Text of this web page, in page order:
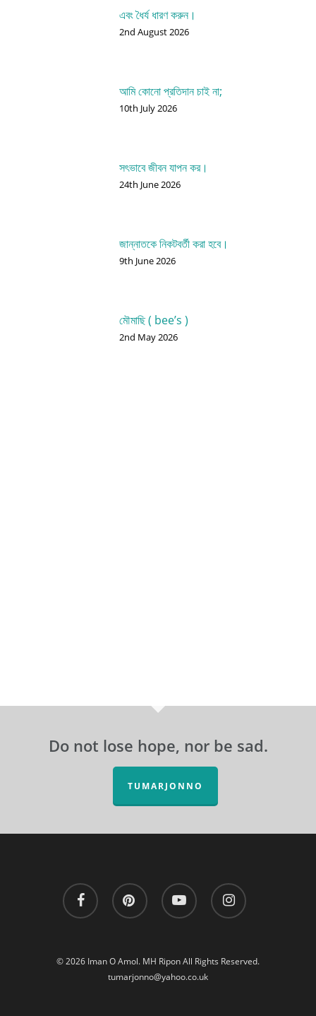
এবং ধৈর্য ধারণ করুন।
2nd August 2026
আমি কোনো প্রতিদান চাই না;
10th July 2026
সৎভাবে জীবন যাপন কর।
24th June 2026
জান্নাতকে নিকটবর্তী করা হবে।
9th June 2026
মৌমাছি ( bee’s )
2nd May 2026
Do not lose hope, nor be sad.
TUMARJONNO
facebook pinterest youtube instagram
© 2026 Iman O Amol. MH Ripon All Rights Reserved.
tumarjonno@yahoo.co.uk